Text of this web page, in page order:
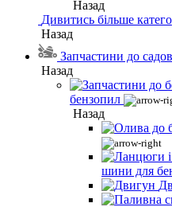
Назад
Дивитись більше
Назад
Запчастини до
Назад
бензопил
Назад
шини для